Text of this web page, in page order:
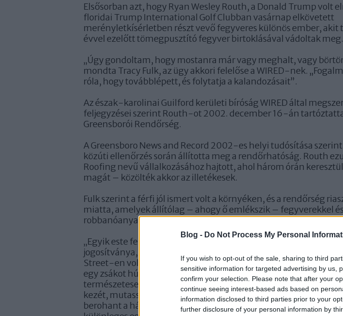
Blog - Do Not Process My Personal
If you wish to opt-out of the sale, sharing to third
sensitive information for targeted advertising by us,
confirm your selection. Please note that after your
continue seeing interest-based ads based on
information disclosed to third parties prior to your
further disclosure of your personal information by
Elsősorban azt, hogy Ryan Wesley Routh, a Donald Trump volt
floridai Trump International Golf Clubban vasárnap elkövetett
merényletkísérletben részt vevő fegyveres különös ember, akit
évvel ezelőtt tömegpusztító fegyver birtoklásával vádoltak meg.
„ Úgy gondoltam, hogy mostanra már vagy meghalt, vagy
mondta Tracy Fulk, az ügy akkori felelőse a WIRED-nek.
róla, hogy továbblépett, és folytatja a kalandozásait”.
Az észak-karolinai Guilford kerületi bíróság WIRED által
feljegyzései szerint Routh-ot 2002. december 16-án
Greensborói Rendőrség.
A Greensboro News and Record 2002-es helyi tudósítása
közúti ellenőrzés során állította meg a rendőrhatóság. Routh
Roofing nevű vállalkozásához hajtott, ahol három órán
magát – közölték akkor az illetékesek.
Fulk szerint a férfi jól ismert volt a környéken, és a rendőrség
miatta, amelyek állítólag – ahogy ő emlékszik – fegyverekkel és
robbanóanyagokkal kapcsolatosak voltak.
„ Egyik este felismertem őt a járművében” – mondja. „Tudtam,
jogosítványa, ezért megállítottam a tetőfedő műhelye előtt, ami
Street-en volt Greensboróban. Megállt, és ahogy közeledtem a
egy zsákot húzott ki az ülés közepéről, majd megláttam nála
természetesen elővettem a fegyveremet, és elkezdtem kiabálni:
kezét, mutassa a kezét!”. Erre ő gyakorlatilag behajtott a
berohant a házba, ahol a vállalkozás is működött. Szóval végül